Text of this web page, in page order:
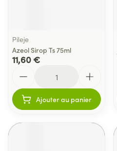
Pileje
Azeol Sirop Ts 75ml
11,60 €
Ajouter au panier